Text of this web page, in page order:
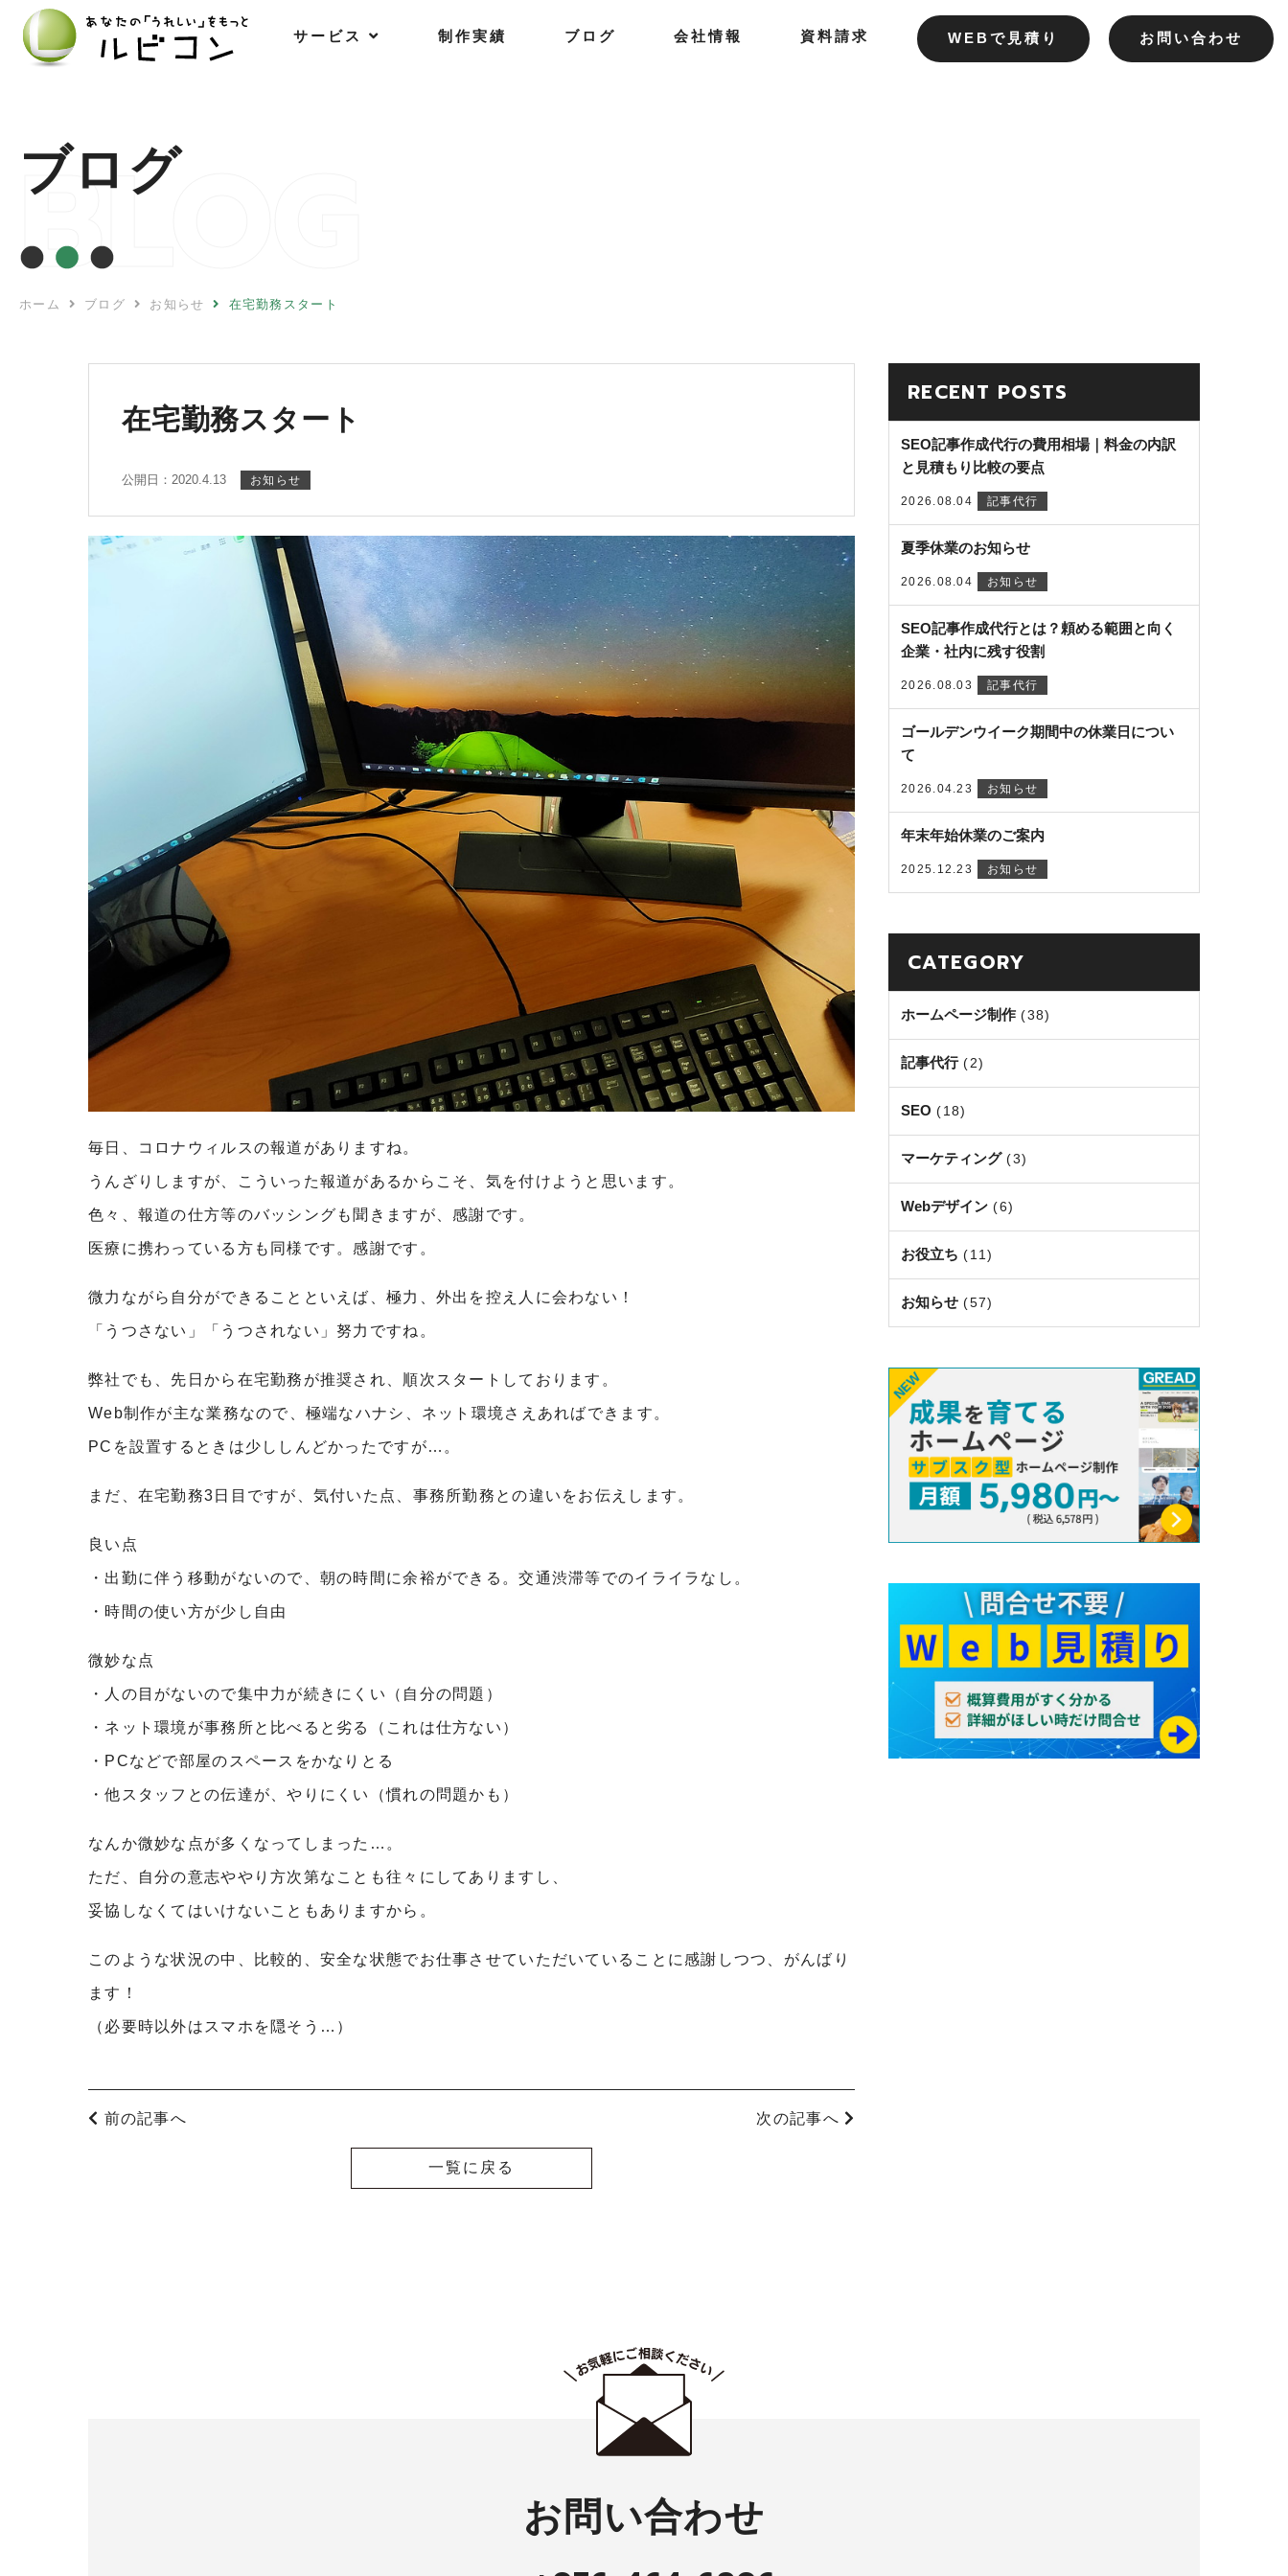
サ ー ビ ス 制 作実績 ブ ロ グ 会社情報 資料請求 WEBで見積り お問い合わせ
ブログ
BLOG
ホーム ブログ お知らせ 在宅勤務スタート
在宅勤務スタート
公開日：2020.4.13 お知らせ
毎日、コロナウィルスの報道がありますね。
うんざりしますが、こういった報道があるからこそ、気を付けようと思います。
色々、報道の仕方等のバッシングも聞きますが、感謝です。
医療に携わっている方も同様です。感謝です。
微力ながら自分ができることといえば、極力、外出を控え人に会わない！
「うつさない」「うつされない」努力ですね。
弊社でも、先日から在宅勤務が推奨され、順次スタートしております。
Web制作が主な業務なので、極端なハナシ、ネット環境さえあればできます。
PCを設置するときは少ししんどかったですが…。
まだ、在宅勤務3日目ですが、気付いた点、事務所勤務との違いをお伝えします。
良い点
・出勤に伴う移動がないので、朝の時間に余裕ができる。交通渋滞等でのイライラなし。
・時間の使い方が少し自由
微妙な点
・人の目がないので集中力が続きにくい（自分の問題）
・ネット環境が事務所と比べると劣る（これは仕方ない）
・PCなどで部屋のスペースをかなりとる
・他スタッフとの伝達が、やりにくい（慣れの問題かも）
なんか微妙な点が多くなってしまった…。
ただ、自分の意志ややり方次第なことも往々にしてありますし、
妥協しなくてはいけないこともありますから。
このような状況の中、比較的、安全な状態でお仕事させていただいていることに感謝しつつ、がんばり
ます！
（必要時以外はスマホを隠そう…）
前の記事へ 次の記事へ
一覧に戻る
RECENT POSTS
SEO記事作成代行の費用相場｜料金の内訳
と見積もり比較の要点
2026.08.04 記事代行
夏季休業のお知らせ
2026.08.04 お知らせ
SEO記事作成代行とは？頼める範囲と向く
企業・社内に残す役割
2026.08.03 記事代行
ゴールデンウイーク期間中の休業日につい
て
2026.04.23 お知らせ
年末年始休業のご案内
2025.12.23 お知らせ
CATEGORY
ホームページ制作 (38)
記事代行(2)
SEO (18)
マーケティング(3)
Webデザイン (6)
お役立ち (11)
お知らせ (57)
お問い合わせ